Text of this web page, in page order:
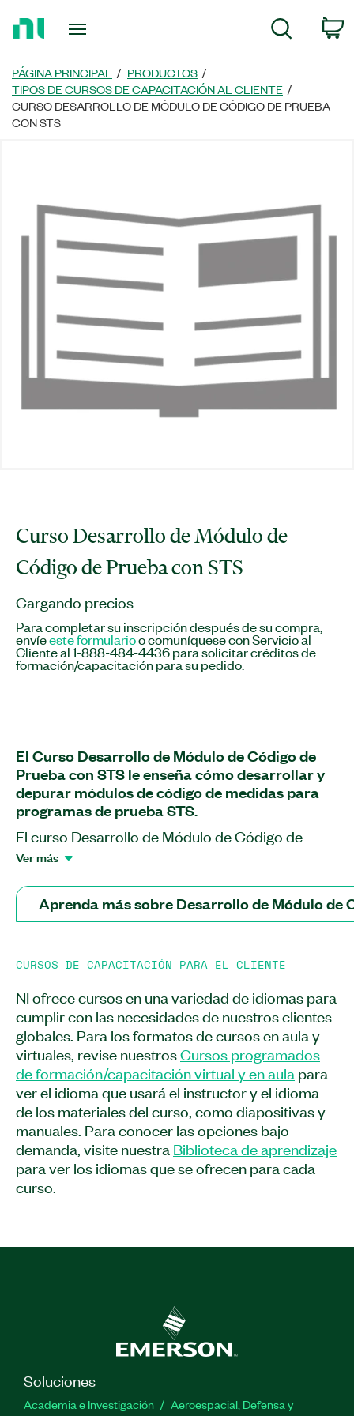
página
principal
Búsqueda
PÁGINA PRINCIPAL
PRODUCTOS
TIPOS DE CURSOS DE CAPACITACIÓN AL CLIENTE
CURSO DESARROLLO DE MÓDULO DE CÓDIGO DE PRUEBA
CON STS
Curso Desarrollo de Módulo de
Código de Prueba con STS
Cargando precios
Para completar su inscripción después de su compra,
envíeeste formularioo comuníquese con Servicio al
Cliente al 1-888-484-4436 para solicitar créditos de
formación/capacitación para su pedido.
El Curso Desarrollo de Módulo de Código de
Prueba con STS le enseña cómo desarrollar y
depurar módulos de código de medidas para
programas de prueba STS.
El curso Desarrollo de Módulo de Código de
Prueba con STS y LabVIEW lo introduce al
explora los diferentes tipos de software para
configurar y probar programas STS. Después de
código de prueba personalizados, crear pruebas
de prueba personalizados y comunicarse con un
dispositivo bajo prueba (DUT). También
aprenderá cómo implementar la ejecución de
subsistemas de múltiples sitios, así como cómo
realizar la optimización e implementación del
programa de pruebas y reducir el tiempo de
prueba. El Curso Desarrollo de Módulo de
Código de Prueba y LabVIEW se recomienda
para desarrolladores de pruebas que utilizan NI
STS para pruebas de producción de
semiconductores o validación automatizada de
de pruebas de semiconductores, así como
Características Principales:
Formato: Aula
Prerrequisitos: Conocimiento general de
estrategias y métodos de prueba de
Ver más
Aprenda más sobre Desarrollo de Módulo de
CURSOS DE CAPACITACIÓN PARA EL CLIENTE
NI ofrece cursos en una variedad de idiomas para
cumplir con las necesidades de nuestros clientes
globales. Para los formatos de cursos en aula y
virtuales, revise nuestrosCursos programados
de formación/capacitación virtual y en aula para
ver el idioma que usará el instructor y el idioma
de los materiales del curso, como diapositivas y
manuales. Para conocer las opciones bajo
demanda, visite nuestra Biblioteca de aprendizaje
para ver los idiomas que se ofrecen para cada
curso.
Soluciones
Academia e Investigación
Aeroespacial, Defensa y